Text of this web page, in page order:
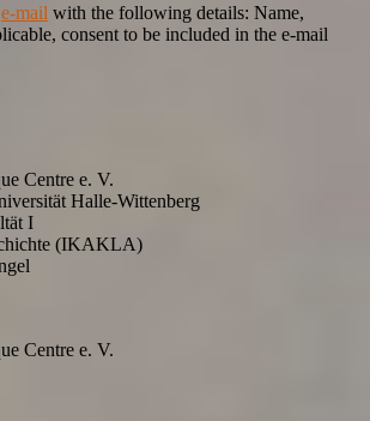
e-mail with the following details: Name,
consent to be included in the e-mail
Centre e. V.
Halle-Wittenberg
I
(IKAKLA)
Centre e. V.